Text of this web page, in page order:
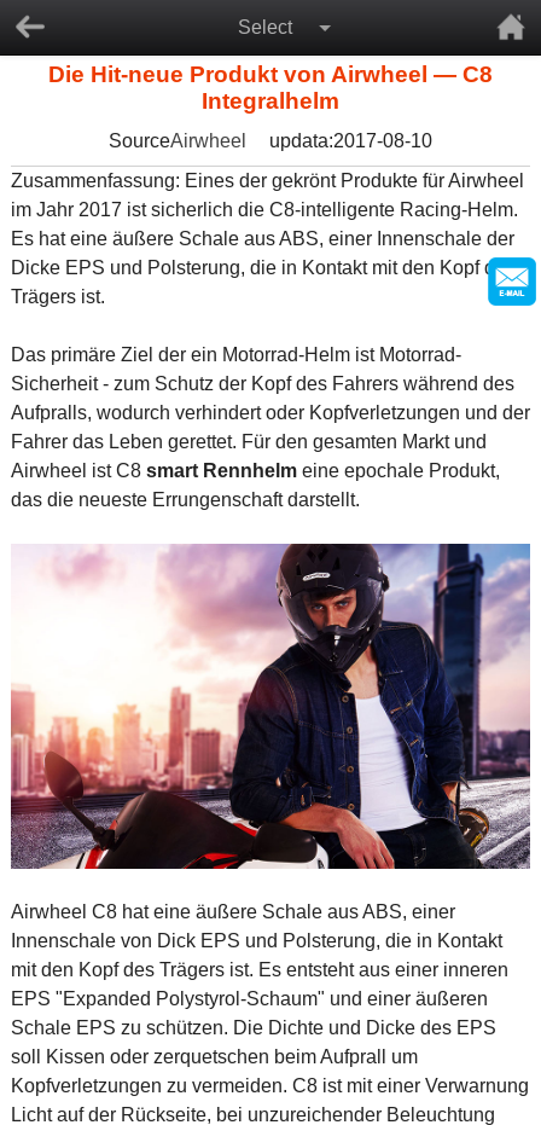
Select
Die Hit-neue Produkt von Airwheel — C8
Integralhelm
SourceAirwheel
updata:2017-08-10
Zusammenfassung: Eines der gekrönt Produkte für Airwheel
im Jahr 2017 ist sicherlich die C8-intelligente Racing-Helm.
Es hat eine äußere Schale aus ABS, einer Innenschale der
Dicke EPS und Polsterung, die in Kontakt mit den Kopf des
Trägers ist.
Das primäre Ziel der ein Motorrad-Helm ist Motorrad-
Sicherheit - zum Schutz der Kopf des Fahrers während des
Aufpralls, wodurch verhindert oder Kopfverletzungen und der
Fahrer das Leben gerettet. Für den gesamten Markt und
Airwheel ist C8 smart Rennhelmeine epochale Produkt,
das die neueste Errungenschaft darstellt.
Airwheel C8 hat eine äußere Schale aus ABS, einer
Innenschale von Dick EPS und Polsterung, die in Kontakt
mit den Kopf des Trägers ist. Es entsteht aus einer inneren
EPS "Expanded Polystyrol-Schaum" und einer äußeren
Schale EPS zu schützen. Die Dichte und Dicke des EPS
soll Kissen oder zerquetschen beim Aufprall um
Kopfverletzungen zu vermeiden. C8 ist mit einer Verwarnung
Licht auf der Rückseite, bei unzureichender Beleuchtung